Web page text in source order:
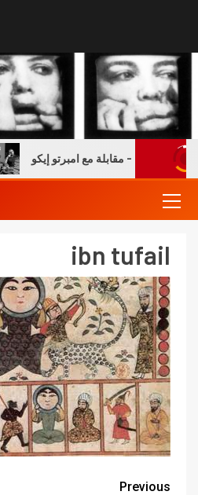
والكتب – مقابلة مع امبرتو إيكو
ibn tufail
Previous